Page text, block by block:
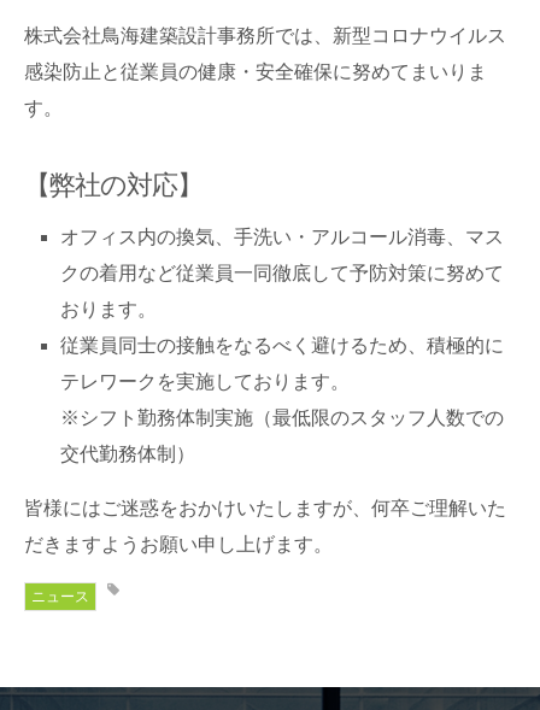
株式会社鳥海建築設計事務所では、新型コロナウイルス
感染防止と従業員の健康・安全確保に努めてまいりま
す。
【弊社の対応】
オフィス内の換気、手洗い・アルコール消毒、マス
クの着用など従業員一同徹底して予防対策に努めて
おります。
従業員同士の接触をなるべく避けるため、積極的に
テレワークを実施しております。
※シフト勤務体制実施（最低限のスタッフ人数での
交代勤務体制）
皆様にはご迷惑をおかけいたしますが、何卒ご理解いた
だきますようお願い申し上げます。
ニュース